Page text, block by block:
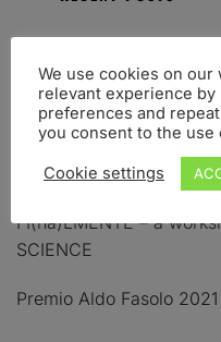
PREMIO ALDO
PREMIO PER LA
ALDO FASOLO. BANDO
FI(na)LMENTE – a
SCIENCE
Premio Aldo Fasolo 2021
We use cookies on
relevant experience
preferences and
you consent to the use
Cookie settings